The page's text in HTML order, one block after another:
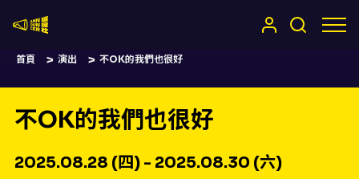
首頁 演出 不OK的我們也很好
不OK的我們也很好
2025.08.28 (四) - 2025.08.30 (六)